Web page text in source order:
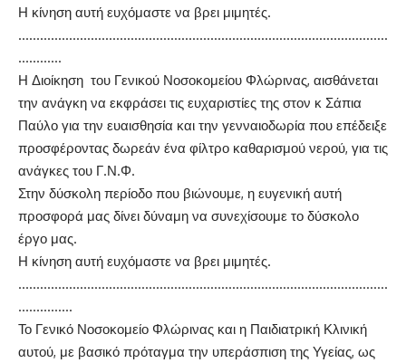
Η κίνηση αυτή ευχόμαστε να βρει μιμητές.
…………………………………………………………………………………………
…………
Η Διοίκηση του Γενικού Νοσοκομείου Φλώρινας, αισθάνεται
την ανάγκη να εκφράσει τις ευχαριστίες της στον κ Σάπια
Παύλο για την ευαισθησία και την γενναιοδωρία που επέδειξε
προσφέροντας δωρεάν ένα φίλτρο καθαρισμού νερού, για τις
ανάγκες του Γ.Ν.Φ.
Στην δύσκολη περίοδο που βιώνουμε, η ευγενική αυτή
προσφορά μας δίνει δύναμη να συνεχίσουμε το δύσκολο
έργο μας.
Η κίνηση αυτή ευχόμαστε να βρει μιμητές.
…………………………………………………………………………………………
……………
Το Γενικό Νοσοκομείο Φλώρινας και η Παιδιατρική Κλινική
αυτού, με βασικό πρόταγμα την υπεράσπιση της Υγείας, ως